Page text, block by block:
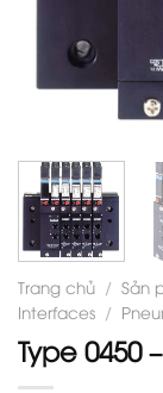
Trang chủ / Sản
Interfaces /
Type 0450